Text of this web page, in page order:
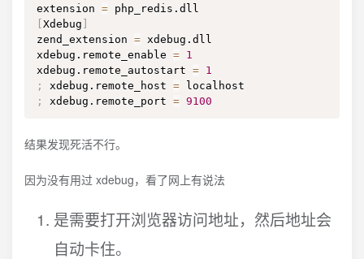
extension =
Xdebug
zend_extension = xdebug.dll
xdebug.remote_enable = 1
xdebug.remote_autostart = 1
;
xdebug.remote_host =
;
xdebug.remote_port = 9100
结果发现死活不行。
因为没有用过 xdebug，看了网上有说法
是需要打开浏览器访问地址，然后地址会
自动卡住。